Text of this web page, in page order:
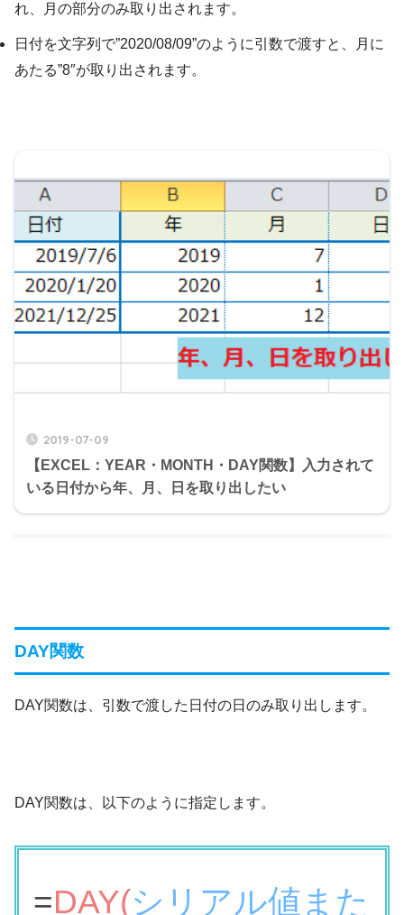
れ、月の部分のみ取り出されます。
日付を文字列で”2020/08/09”のように引数で渡すと、月に
あたる”8″が取り出されます。
2019-07-09
【EXCEL：YEAR・MONTH・DAY関数】入力されて
いる日付から年、月、日を取り出したい
DAY関数
DAY関数は、引数で渡した日付の日のみ取り出します。
DAY関数は、以下のように指定します。
=DAY(シリアル値また